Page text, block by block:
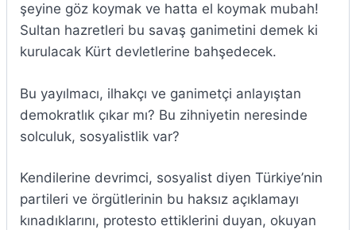
şeyine göz koymak ve hatta el koymak mubah!
Sultan hazretleri bu savaş ganimetini demek ki
kurulacak Kürt devletlerine bahşedecek.
Bu yayılmacı, ilhakçı ve ganimetçi anlayıştan
demokratlık çıkar mı? Bu zihniyetin neresinde
solculuk, sosyalistlik var?
Kendilerine devrimci, sosyalist diyen Türkiye’nin
partileri ve örgütlerinin bu haksız açıklamayı
kınadıklarını, protesto ettiklerini duyan, okuyan